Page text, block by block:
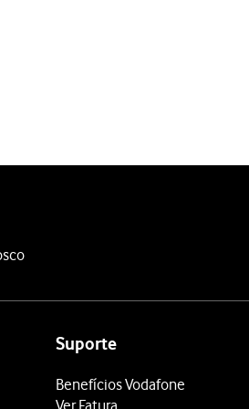
Suporte
Benefícios Vodafone
Ver Fatura